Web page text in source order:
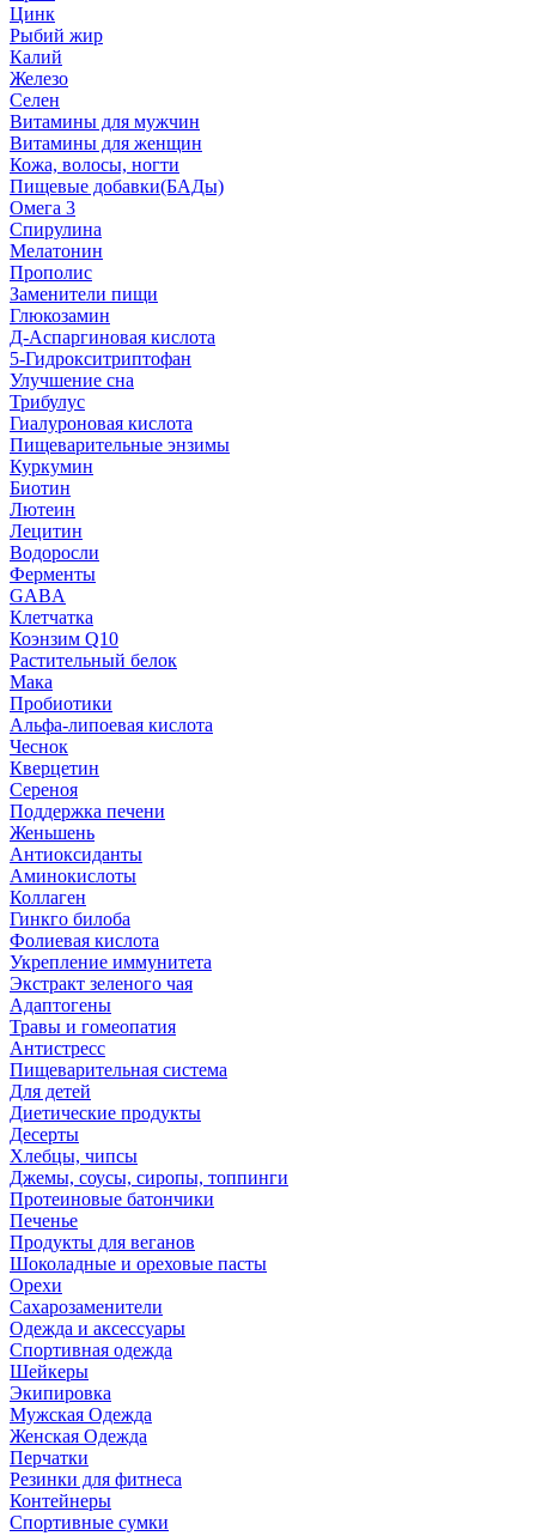
Цинк
Рыбий жир
Калий
Железо
Селен
Витамины для мужчин
Витамины для женщин
Кожа, волосы, ногти
Пищевые добавки(БАДы)
Омега 3
Спирулина
Мелатонин
Прополис
Заменители пищи
Глюкозамин
Д-Аспаргиновая кислота
5-Гидрокситриптофан
Улучшение сна
Трибулус
Гиалуроновая кислота
Пищеварительные энзимы
Куркумин
Биотин
Лютеин
Лецитин
Водоросли
Ферменты
GABA
Клетчатка
Коэнзим Q10
Растительный белок
Мака
Пробиотики
Альфа-липоевая кислота
Чеснок
Кверцетин
Сереноя
Поддержка печени
Женьшень
Антиоксиданты
Аминокислоты
Коллаген
Гинкго билоба
Фолиевая кислота
Укрепление иммунитета
Экстракт зеленого чая
Адаптогены
Травы и гомеопатия
Антистресс
Пищеварительная система
Для детей
Диетические продукты
Десерты
Хлебцы, чипсы
Джемы, соусы, сиропы, топпинги
Протеиновые батончики
Печенье
Продукты для веганов
Шоколадные и ореховые пасты
Орехи
Сахарозаменители
Одежда и аксессуары
Спортивная одежда
Шейкеры
Экипировка
Мужская Одежда
Женская Одежда
Перчатки
Резинки для фитнеса
Контейнеры
Спортивные сумки